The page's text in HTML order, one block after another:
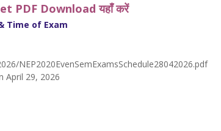
PDF Download यहाँ करें
Time of Exam
NEP2020EvenSemExamsSchedule28042026.pdf
April 29, 2026